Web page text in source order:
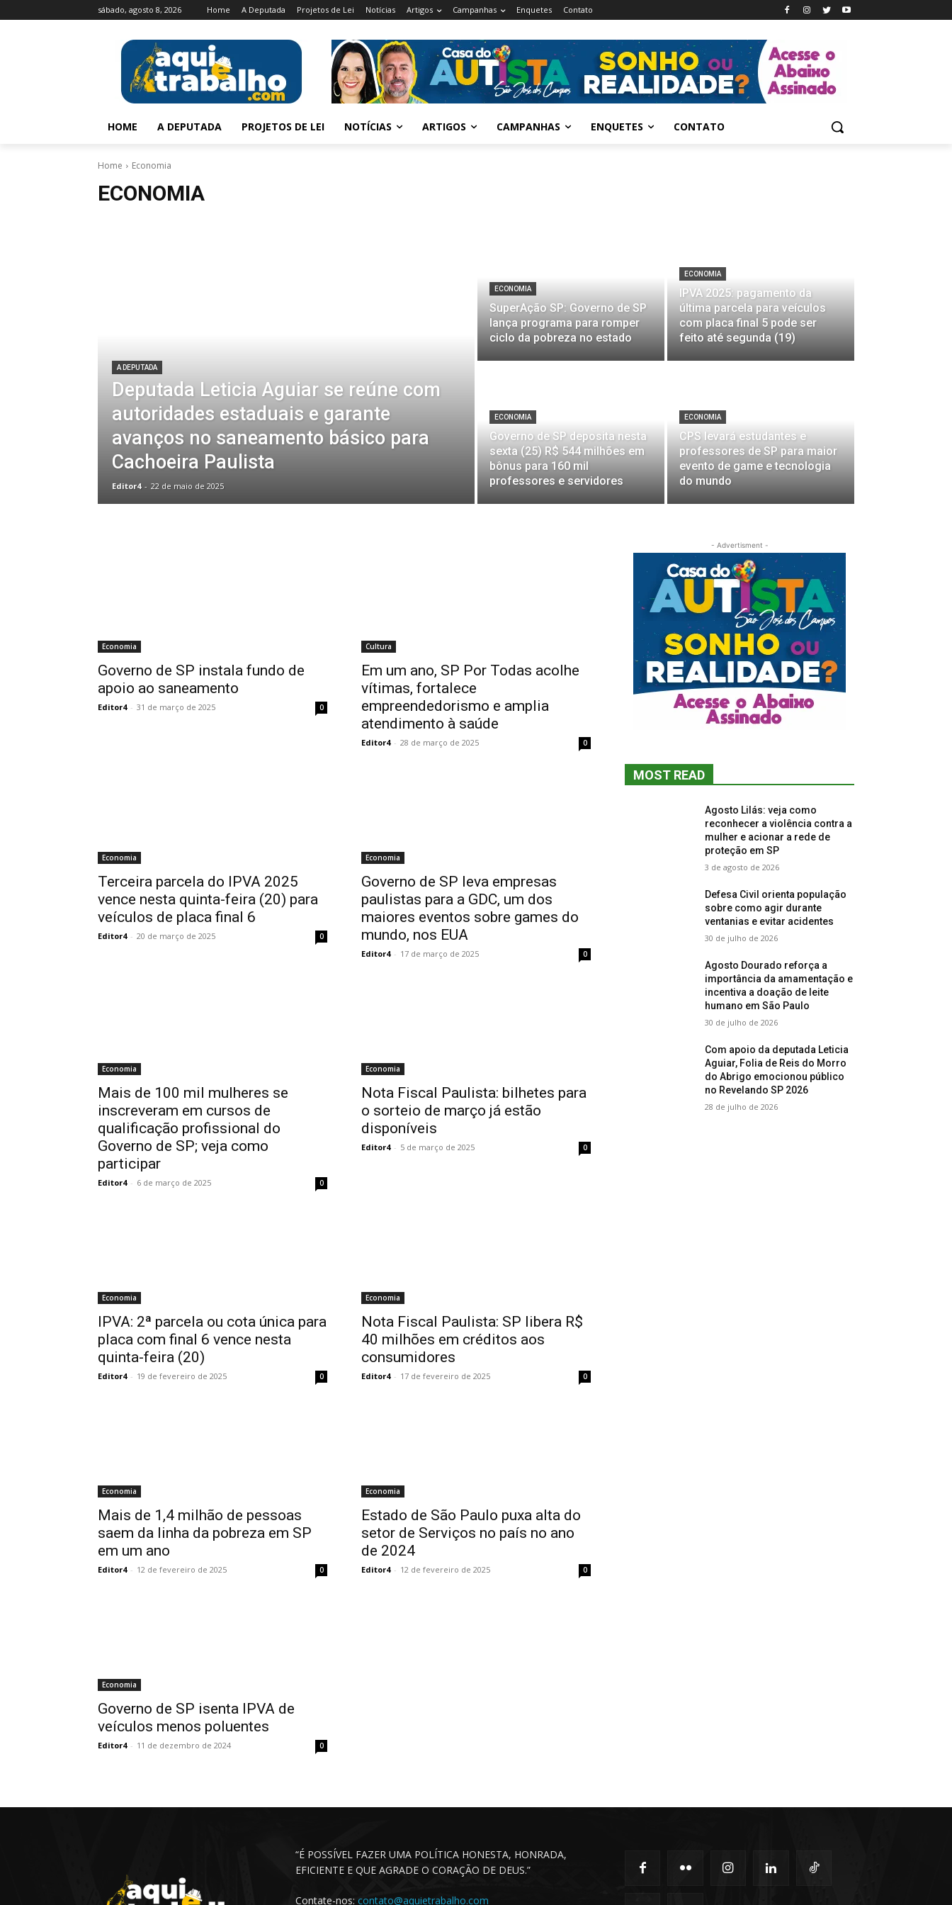
sábado, agosto 8, 2026 Home A Deputada Projetos de Lei Notícias Artigos Campanhas Enquetes Contato
HOME A DEPUTADA PROJETOS DE LEI NOTÍCIAS ARTIGOS CAMPANHAS ENQUETES CONTATO
Home Economia
ECONOMIA
A DEPUTADA
Deputada Leticia Aguiar se reúne com
autoridades estaduais e garante
avanços no saneamento básico para
Cachoeira Paulista
Editor4 - 22 de maio de 2025
ECONOMIA
SuperAção SP: Governo de SP
lança programa para romper
ciclo da pobreza no estado
ECONOMIA
IPVA 2025: pagamento da
última parcela para veículos
com placa final 5 pode ser
feito até segunda (19)
ECONOMIA
Governo de SP deposita nesta
sexta (25) R$ 544 milhões em
bônus para 160 mil
professores e servidores
ECONOMIA
CPS levará estudantes e
professores de SP para maior
evento de game e tecnologia
do mundo
Economia
Governo de SP instala fundo de
apoio ao saneamento
Editor4 - 31 de março de 2025 0
Cultura
Em um ano, SP Por Todas acolhe
vítimas, fortalece
empreendedorismo e amplia
atendimento à saúde
Editor4 - 28 de março de 2025 0
Economia
Terceira parcela do IPVA 2025
vence nesta quinta-feira (20) para
veículos de placa final 6
Editor4 - 20 de março de 2025 0
Economia
Governo de SP leva empresas
paulistas para a GDC, um dos
maiores eventos sobre games do
mundo, nos EUA
Editor4 - 17 de março de 2025 0
Economia
Mais de 100 mil mulheres se
inscreveram em cursos de
qualificação profissional do
Governo de SP; veja como
participar
Editor4 - 6 de março de 2025 0
Economia
Nota Fiscal Paulista: bilhetes para
o sorteio de março já estão
disponíveis
Editor4 - 5 de março de 2025 0
Economia
IPVA: 2ª parcela ou cota única para
placa com final 6 vence nesta
quinta-feira (20)
Editor4 - 19 de fevereiro de 2025 0
Economia
Nota Fiscal Paulista: SP libera R$
40 milhões em créditos aos
consumidores
Editor4 - 17 de fevereiro de 2025 0
Economia
Mais de 1,4 milhão de pessoas
saem da linha da pobreza em SP
em um ano
Editor4 - 12 de fevereiro de 2025 0
Economia
Estado de São Paulo puxa alta do
setor de Serviços no país no ano
de 2024
Editor4 - 12 de fevereiro de 2025 0
Economia
Governo de SP isenta IPVA de
veículos menos poluentes
Editor4 - 11 de dezembro de 2024 0
- Advertisment -
MOST READ
Agosto Lilás: veja como
reconhecer a violência contra a
mulher e acionar a rede de
proteção em SP
3 de agosto de 2026
Defesa Civil orienta população
sobre como agir durante
ventanias e evitar acidentes
30 de julho de 2026
Agosto Dourado reforça a
importância da amamentação e
incentiva a doação de leite
humano em São Paulo
30 de julho de 2026
Com apoio da deputada Leticia
Aguiar, Folia de Reis do Morro
do Abrigo emocionou público
no Revelando SP 2026
28 de julho de 2026
“É POSSÍVEL FAZER UMA POLÍTICA HONESTA, HONRADA,
EFICIENTE E QUE AGRADE O CORAÇÃO DE DEUS.”
Contate-nos: contato@aquietrabalho.com